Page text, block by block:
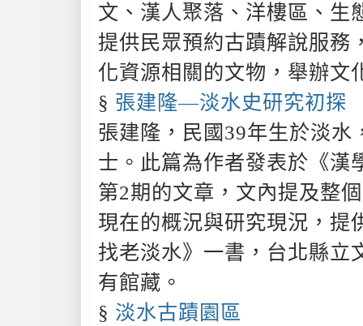
文、漢人聚落、洋樓區、生
提供民眾預約古蹟解說服務
化資源相關的文物，舉辦文
§ 張建隆—淡水史研究初探
張建隆，民國39年生於淡水
士。此篇為作者發表於《漢
第2期的文章，文內提及整
現在的概況與研究現況，提
找老淡水》一書，台北縣立
有館藏。
§ 淡水古蹟園區